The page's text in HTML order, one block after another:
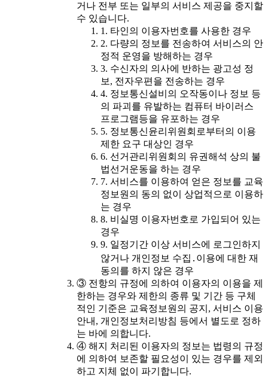
거나 전부 또는 일부의 서비스 제공을 중지할
수 있습니다.
1. 타인의 이용자번호를 사용한 경우
2. 다량의 정보를 전송하여 서비스의 안
정적 운영을 방해하는 경우
3. 수신자의 의사에 반하는 광고성 정
보, 전자우편을 전송하는 경우
4. 정보통신설비의 오작동이나 정보 등
의 파괴를 유발하는 컴퓨터 바이러스
프로그램등을 유포하는 경우
5. 정보통신윤리위원회로부터의 이용
제한 요구 대상인 경우
6. 선거관리위원회의 유권해석 상의 불
법선거운동을 하는 경우
7. 서비스를 이용하여 얻은 정보를 교육
정보원의 동의 없이 상업적으로 이용하
는 경우
8. 비실명 이용자번호로 가입되어 있는
경우
9. 일정기간 이상 서비스에 로그인하지
않거나 개인정보 수집․이용에 대한 재
동의를 하지 않은 경우
③ 전항의 규정에 의하여 이용자의 이용을 제
한하는 경우와 제한의 종류 및 기간 등 구체
적인 기준은 교육정보원의 공지, 서비스 이용
안내, 개인정보처리방침 등에서 별도로 정하
는 바에 의합니다.
④ 해지 처리된 이용자의 정보는 법령의 규정
에 의하여 보존할 필요성이 있는 경우를 제외
하고 지체 없이 파기합니다.